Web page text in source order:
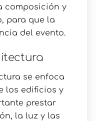
composición y
para que la
del evento.
se enfoca
los edificios y
prestar
la luz y las